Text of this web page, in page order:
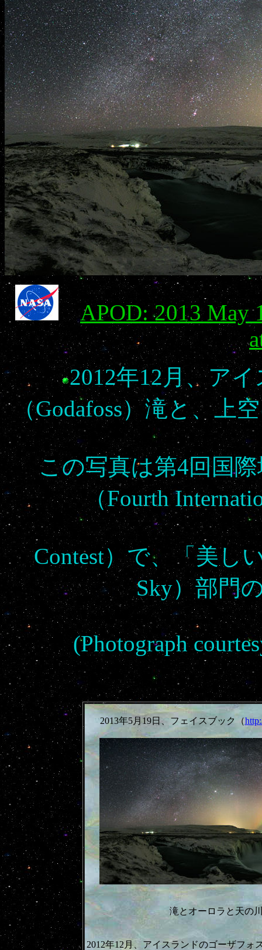
APOD: 2013 May
2012年12月、ア
（Godafoss）滝と、上
この写真は第4回国
（Fourth
Contest）で、「美し
Sky）部門
(Photograph
2013年5月19日、フェイスブック（
滝とオーロラと天の
2012年12月、アイスランドのゴーザフォ